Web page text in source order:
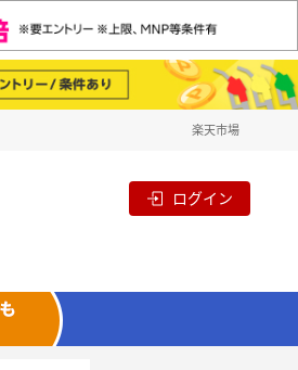
楽天市場
ログイン